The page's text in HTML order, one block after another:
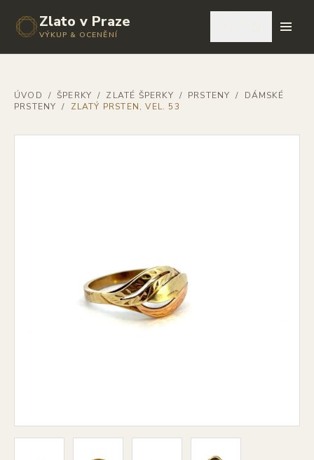
Zlato v Praze
VÝKUP & OCENĚNÍ
ÚVOD / ŠPERKY / ZLATÉ ŠPERKY / PRSTENY /
DÁMSKÉ
PRSTENY / ZLATÝ PRSTEN, VEL. 53